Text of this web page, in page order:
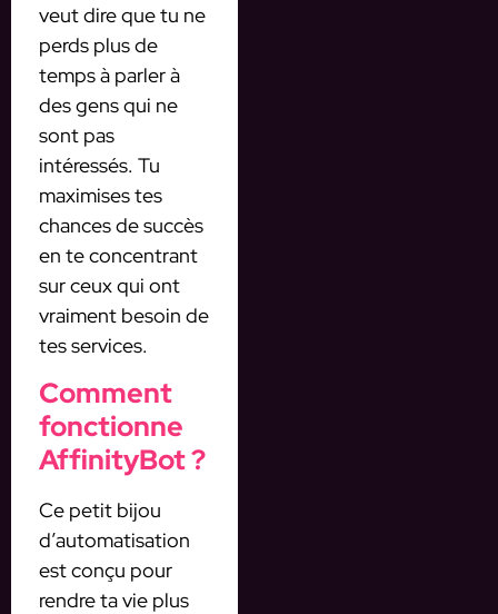
veut dire que tu ne
perds plus de
temps à parler à
des gens qui ne
sont pas
intéressés. Tu
maximises tes
chances de succès
en te concentrant
sur ceux qui ont
vraiment besoin de
tes services.
Comment
fonctionne
AffinityBot ?
Ce petit bijou
d’automatisation
est conçu pour
rendre ta vie plus